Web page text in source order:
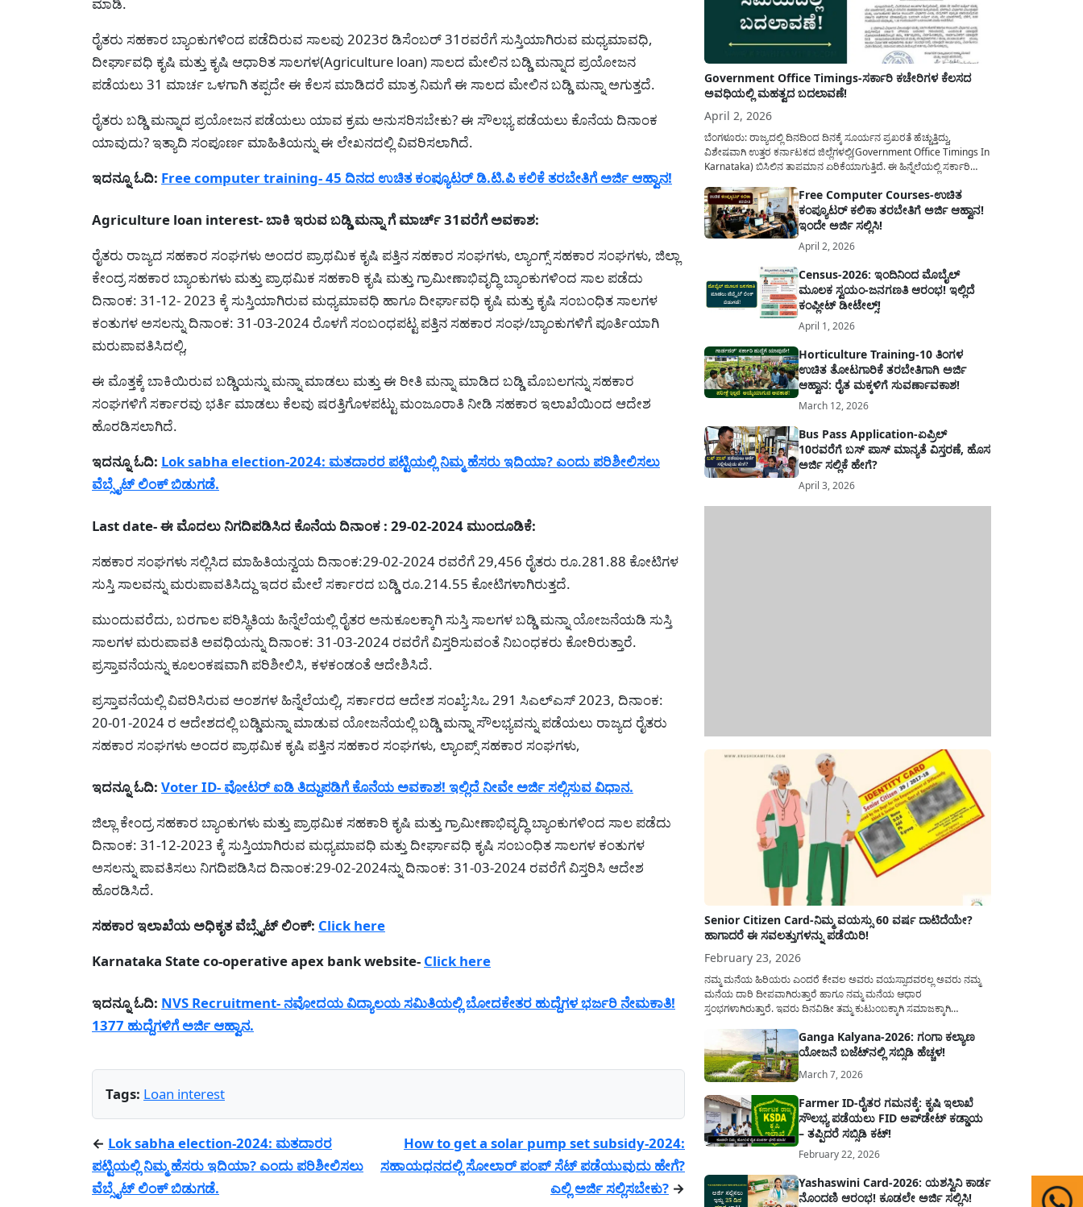
ರೈತರು ಸಹಕಾರ ಬ್ಯಾಂಕುಗಳಿಂದ ಪಡೆದಿರುವ ಸಾಲವು 2023ರ ಡಿಸೆಂಬರ್ 31ರವರೆಗೆ ಸುಸ್ತಿಯಾಗಿರುವ ಮಧ್ಯಮಾವಧಿ,
ದೀರ್ಘಾವಧಿ ಕೃಷಿ ಮತ್ತು ಕೃಷಿ ಆಧಾರಿತ ಸಾಲಗಳ(Agriculture loan) ಸಾಲದ ಮೇಲಿನ ಬಡ್ಡಿ ಮನ್ನಾದ ಪ್ರಯೋಜನ
ಪಡೆಯಲು 31 ಮಾರ್ಚ ಒಳಗಾಗಿ ತಪ್ಪದೇ ಈ ಕೆಲಸ ಮಾಡಿದರೆ ಮಾತ್ರ ನಿಮಗೆ ಈ ಸಾಲದ ಮೇಲಿನ ಬಡ್ಡಿ ಮನ್ನಾ ಅಗುತ್ತದೆ.
ರೈತರು ಬಡ್ಡಿ ಮನ್ನಾದ ಪ್ರಯೋಜನ ಪಡೆಯಲು ಯಾವ ಕ್ರಮ ಅನುಸರಿಸಬೇಕು? ಈ ಸೌಲಭ್ಯ ಪಡೆಯಲು ಕೊನೆಯ ದಿನಾಂಕ
ಯಾವುದು? ಇತ್ಯಾದಿ ಸಂಪೂರ್ಣ ಮಾಹಿತಿಯನ್ನು ಈ ಲೇಖನದಲ್ಲಿ ವಿವರಿಸಲಾಗಿದೆ.
ಇದನ್ನೂ ಓದಿ: Free computer training- 45 ದಿನದ ಉಚಿತ ಕಂಪ್ಯೂಟರ್ ಡಿ.ಟಿ.ಪಿ ಕಲಿಕೆ ತರಬೇತಿಗೆ ಅರ್ಜಿ ಆಹ್ವಾನ!
Agriculture loan interest- ಬಾಕಿ ಇರುವ ಬಡ್ಡಿ ಮನ್ನಾ ಗೆ ಮಾರ್ಚ್ 31ವರೆಗೆ ಅವಕಾಶ:
ರೈತರು ರಾಜ್ಯದ ಸಹಕಾರ ಸಂಘಗಳು ಅಂದರ ಪ್ರಾಥಮಿಕ ಕೃಷಿ ಪತ್ತಿನ ಸಹಕಾರ ಸಂಘಗಳು, ಲ್ಯಾಂಗ್ಸ್ ಸಹಕಾರ ಸಂಘಗಳು, ಜಿಲ್ಲಾ
ಕೇಂದ್ರ ಸಹಕಾರ ಬ್ಯಾಂಕುಗಳು ಮತ್ತು ಪ್ರಾಥಮಿಕ ಸಹಕಾರಿ ಕೃಷಿ ಮತ್ತು ಗ್ರಾಮೀಣಾಭಿವೃದ್ಧಿ ಬ್ಯಾಂಕುಗಳಿಂದ ಸಾಲ ಪಡೆದು
ದಿನಾಂಕ: 31-12- 2023 ಕ್ಕೆ ಸುಸ್ತಿಯಾಗಿರುವ ಮಧ್ಯಮಾವಧಿ ಹಾಗೂ ದೀರ್ಘಾವಧಿ ಕೃಷಿ ಮತ್ತು ಕೃಷಿ ಸಂಬಂಧಿತ ಸಾಲಗಳ
ಕಂತುಗಳ ಅಸಲನ್ನು ದಿನಾಂಕ: 31-03-2024 ರೊಳಗೆ ಸಂಬಂಧಪಟ್ಟ ಪತ್ತಿನ ಸಹಕಾರ ಸಂಘ/ಬ್ಯಾಂಕುಗಳಿಗೆ ಪೂರ್ತಿಯಾಗಿ
ಮರುಪಾವತಿಸಿದಲ್ಲಿ,
ಈ ಮೊತ್ತಕ್ಕೆ ಬಾಕಿಯಿರುವ ಬಡ್ಡಿಯನ್ನು ಮನ್ನಾ ಮಾಡಲು ಮತ್ತು ಈ ರೀತಿ ಮನ್ನಾ ಮಾಡಿದ ಬಡ್ಡಿ ಮೊಬಲಗನ್ನು ಸಹಕಾರ
ಸಂಘಗಳಿಗೆ ಸರ್ಕಾರವು ಭರ್ತಿ ಮಾಡಲು ಕೆಲವು ಷರತ್ತಿಗೊಳಪಟ್ಟು ಮಂಜೂರಾತಿ ನೀಡಿ ಸಹಕಾರ ಇಲಾಖೆಯಿಂದ ಆದೇಶ
ಹೊರಡಿಸಲಾಗಿದೆ.
ಇದನ್ನೂ ಓದಿ: Lok sabha election-2024: ಮತದಾರರ ಪಟ್ಟಿಯಲ್ಲಿ ನಿಮ್ಮ ಹೆಸರು ಇದಿಯಾ? ಎಂದು ಪರಿಶೀಲಿಸಲು
ವೆಬ್ಸೈಟ್ ಲಿಂಕ್ ಬಿಡುಗಡೆ.
Last date- ಈ ಮೊದಲು ನಿಗದಿಪಡಿಸಿದ ಕೊನೆಯ ದಿನಾಂಕ : 29-02-2024 ಮುಂದೂಡಿಕೆ:
ಸಹಕಾರ ಸಂಘಗಳು ಸಲ್ಲಿಸಿದ ಮಾಹಿತಿಯನ್ವಯ ದಿನಾಂಕ:29-02-2024 ರವರೆಗೆ 29,456 ರೈತರು ರೂ.281.88 ಕೋಟಿಗಳ
ಸುಸ್ತಿ ಸಾಲವನ್ನು ಮರುಪಾವತಿಸಿದ್ದು ಇದರ ಮೇಲೆ ಸರ್ಕಾರದ ಬಡ್ಡಿ ರೂ.214.55 ಕೋಟಿಗಳಾಗಿರುತ್ತದೆ.
ಮುಂದುವರೆದು, ಬರಗಾಲ ಪರಿಸ್ಥಿತಿಯ ಹಿನ್ನೆಲೆಯಲ್ಲಿ ರೈತರ ಅನುಕೂಲಕ್ಕಾಗಿ ಸುಸ್ತಿ ಸಾಲಗಳ ಬಡ್ಡಿ ಮನ್ನಾ ಯೋಜನೆಯಡಿ ಸುಸ್ತಿ
ಸಾಲಗಳ ಮರುಪಾವತಿ ಅವಧಿಯನ್ನು ದಿನಾಂಕ: 31-03-2024 ರವರೆಗೆ ವಿಸ್ತರಿಸುವಂತೆ ನಿಬಂಧಕರು ಕೋರಿರುತ್ತಾರೆ.
ಪ್ರಸ್ತಾವನೆಯನ್ನು ಕೂಲಂಕಷವಾಗಿ ಪರಿಶೀಲಿಸಿ, ಕಳಕಂಡಂತೆ ಆದೇಶಿಸಿದೆ.
ಪ್ರಸ್ತಾವನೆಯಲ್ಲಿ ವಿವರಿಸಿರುವ ಅಂಶಗಳ ಹಿನ್ನೆಲೆಯಲ್ಲಿ, ಸರ್ಕಾರದ ಆದೇಶ ಸಂಖ್ಯೆ:ಸಿಒ 291 ಸಿಎಲ್‌ಎಸ್ 2023, ದಿನಾಂಕ:
20-01-2024 ರ ಆದೇಶದಲ್ಲಿ ಬಡ್ಡಿಮನ್ನಾ ಮಾಡುವ ಯೋಜನೆಯಲ್ಲಿ ಬಡ್ಡಿ ಮನ್ನಾ ಸೌಲಭ್ಯವನ್ನು ಪಡೆಯಲು ರಾಜ್ಯದ ರೈತರು
ಸಹಕಾರ ಸಂಘಗಳು ಅಂದರ ಪ್ರಾಥಮಿಕ ಕೃಷಿ ಪತ್ತಿನ ಸಹಕಾರ ಸಂಘಗಳು, ಲ್ಯಾಂಪ್ಸ್ ಸಹಕಾರ ಸಂಘಗಳು,
ಇದನ್ನೂ ಓದಿ: Voter ID- ವೋಟರ್ ಐಡಿ ತಿದ್ದುಪಡಿಗೆ ಕೊನೆಯ ಅವಕಾಶ! ಇಲ್ಲಿದೆ ನೀವೇ ಅರ್ಜಿ ಸಲ್ಲಿಸುವ ವಿಧಾನ.
ಜಿಲ್ಲಾ ಕೇಂದ್ರ ಸಹಕಾರ ಬ್ಯಾಂಕುಗಳು ಮತ್ತು ಪ್ರಾಥಮಿಕ ಸಹಕಾರಿ ಕೃಷಿ ಮತ್ತು ಗ್ರಾಮೀಣಾಭಿವೃದ್ಧಿ ಬ್ಯಾಂಕುಗಳಿಂದ ಸಾಲ ಪಡೆದು
ದಿನಾಂಕ: 31-12-2023 ಕ್ಕೆ ಸುಸ್ತಿಯಾಗಿರುವ ಮಧ್ಯಮಾವಧಿ ಮತ್ತು ದೀರ್ಘಾವಧಿ ಕೃಷಿ ಸಂಬಂಧಿತ ಸಾಲಗಳ ಕಂತುಗಳ
ಅಸಲನ್ನು ಪಾವತಿಸಲು ನಿಗದಿಪಡಿಸಿದ ದಿನಾಂಕ:29-02-2024ನ್ನು ದಿನಾಂಕ: 31-03-2024 ರವರೆಗೆ ವಿಸ್ತರಿಸಿ ಆದೇಶ
ಹೊರಡಿಸಿದೆ.
ಸಹಕಾರ ಇಲಾಖೆಯ ಅಧಿಕೃತ ವೆಬ್ಸೈಟ್ ಲಿಂಕ್: Click here
Karnataka State co-operative apex bank website- Click here
ಇದನ್ನೂ ಓದಿ: NVS Recruitment- ನವೋದಯ ವಿದ್ಯಾಲಯ ಸಮಿತಿಯಲ್ಲಿ ಬೋದಕೇತರ ಹುದ್ದೆಗಳ ಭರ್ಜರಿ ನೇಮಕಾತಿ!
1377 ಹುದ್ದೆಗಳಿಗೆ ಅರ್ಜಿ ಆಹ್ವಾನ.
Tags: Loan interest
← Lok sabha election-2024: ಮತದಾರರ
ಪಟ್ಟಿಯಲ್ಲಿ ನಿಮ್ಮ ಹೆಸರು ಇದಿಯಾ? ಎಂದು ಪರಿಶೀಲಿಸಲು
ವೆಬ್ಸೈಟ್ ಲಿಂಕ್ ಬಿಡುಗಡೆ.
How to get a solar pump set subsidy-2024:
ಸಹಾಯಧನದಲ್ಲಿ ಸೋಲಾರ್ ಪಂಪ್ ಸೆಟ್ ಪಡೆಯುವುದು ಹೇಗೆ?
ಎಲ್ಲಿ ಅರ್ಜಿ ಸಲ್ಲಿಸಬೇಕು? →
Government Office Timings-ಸರ್ಕಾರಿ ಕಚೇರಿಗಳ ಕೆಲಸದ
ಅವಧಿಯಲ್ಲಿ ಮಹತ್ವದ ಬದಲಾವಣೆ!
April 2, 2026
ಬೆಂಗಳೂರು: ರಾಜ್ಯದಲ್ಲಿ ದಿನದಿಂದ ದಿನಕ್ಕೆ ಸೂರ್ಯನ ಪ್ರಖರತೆ ಹೆಚ್ಚುತ್ತಿದ್ದು,
ವಿಶೇಷವಾಗಿ ಉತ್ತರ ಕರ್ನಾಟಕದ ಜಿಲ್ಲೆಗಳಲ್ಲಿ(Government Office Timings In
Karnataka) ಬಿಸಿಲಿನ ತಾಪಮಾನ ಏರಿಕೆಯಾಗುತ್ತಿದೆ. ಈ ಹಿನ್ನೆಲೆಯಲ್ಲಿ ಸರ್ಕಾರಿ
ಸರ್ಕಾರವು ಮಹತ್ವದ ನಿರ್ಧಾರವೊಂದನ್ನು ಕೈಗೊಂಡಿದೆ. ಕಿತ್ತೂರು ಕರ್ನಾಟಕ ಮತ್ತು
ಕಲ್ಯಾಣ ಕರ್ನಾಟಕದ ಒಟ್ಟು 9 ಜಿಲ್ಲೆಗಳಲ್ಲಿ ಏಪ್ರಿಲ್...
Free Computer Courses-ಉಚಿತ
ಕಂಪ್ಯೂಟರ್ ಕಲಿಕಾ ತರಬೇತಿಗೆ ಅರ್ಜಿ ಆಹ್ವಾನ!
ಇಂದೇ ಅರ್ಜಿ ಸಲ್ಲಿಸಿ!
April 2, 2026
Census-2026: ಇಂದಿನಿಂದ ಮೊಬೈಲ್
ಮೂಲಕ ಸ್ವಯಂ-ಜನಗಣತಿ ಆರಂಭ! ಇಲ್ಲಿದೆ
ಕಂಪ್ಲೀಟ್ ಡೀಟೇಲ್ಸ್!
April 1, 2026
Horticulture Training-10 ತಿಂಗಳ
ಉಚಿತ ತೋಟಗಾರಿಕೆ ತರಬೇತಿಗಾಗಿ ಅರ್ಜಿ
ಆಹ್ವಾನ: ರೈತ ಮಕ್ಕಳಿಗೆ ಸುವರ್ಣಾವಕಾಶ!
March 12, 2026
Bus Pass Application-ಏಪ್ರಿಲ್
10ರವರೆಗೆ ಬಸ್ ಪಾಸ್ ಮಾನ್ಯತೆ ವಿಸ್ತರಣೆ, ಹೊಸ
ಅರ್ಜಿ ಸಲ್ಲಿಕೆ ಹೇಗೆ?
April 3, 2026
Senior Citizen Card-ನಿಮ್ಮ ವಯಸ್ಸು 60 ವರ್ಷ ದಾಟಿದೆಯೇ?
ಹಾಗಾದರೆ ಈ ಸವಲತ್ತುಗಳನ್ನು ಪಡೆಯಿರಿ!
February 23, 2026
ನಮ್ಮ ಮನೆಯ ಹಿರಿಯರು ಎಂದರೆ ಕೇವಲ ಅವರು ವಯಸ್ಸಾದವರಲ್ಲ ಅವರು ನಮ್ಮ
ಮನೆಯ ದಾರಿ ದೀಪವಾಗಿರುತ್ತಾರೆ ಹಾಗೂ ನಮ್ಮ ಮನೆಯ ಆಧಾರ
ಸ್ತಂಭಗಳಾಗಿರುತ್ತಾರೆ. ಇವರು ದಿನವಿಡೀ ತಮ್ಮ ಕುಟುಂಬಕ್ಕಾಗಿ ಸಮಾಜಕ್ಕಾಗಿ
ನೆಮ್ಮದಿಯಿಂದ ಕಳೆಯಬೇಕೆಂಬುದು ಪ್ರತಿಯೊಬ್ಬರ ಕನಸಾಗಿರುತ್ತದೆ ಆದ್ದರಿಂದ
ಸರ್ಕಾರವು ಹಿರಿಯ ನಾಗರಿಕರ ಗುರುತಿನ ಚೀಟಿ...
Ganga Kalyana-2026: ಗಂಗಾ ಕಲ್ಯಾಣ
ಯೋಜನೆ ಬಜೆಟ್‌ನಲ್ಲಿ ಸಬ್ಸಿಡಿ ಹೆಚ್ಚಳ!
March 7, 2026
Farmer ID-ರೈತರ ಗಮನಕ್ಕೆ: ಕೃಷಿ ಇಲಾಖೆ
ಸೌಲಭ್ಯ ಪಡೆಯಲು FID ಅಪ್‌ಡೇಟ್ ಕಡ್ಡಾಯ
– ತಪ್ಪಿದರೆ ಸಬ್ಸಿಡಿ ಕಟ್!
February 22, 2026
Yashaswini Card-2026: ಯಶಸ್ವಿನಿ ಕಾರ್ಡ
ನೊಂದಣಿ ಆರಂಭ! ಕೂಡಲೇ ಅರ್ಜಿ ಸಲ್ಲಿಸಿ!